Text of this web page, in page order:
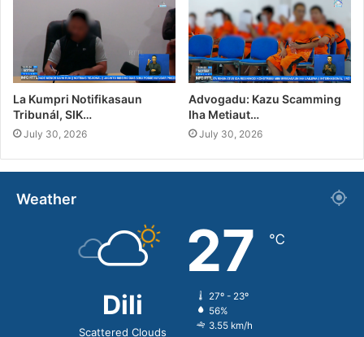
La Kumpri Notifikasaun
Tribunál, SIK…
July 30, 2026
Advogadu: Kazu Scamming
Iha Metiaut…
July 30, 2026
Weather
Dili
Scattered Clouds
27 ℃
27º - 23º
56%
3.55 km/h